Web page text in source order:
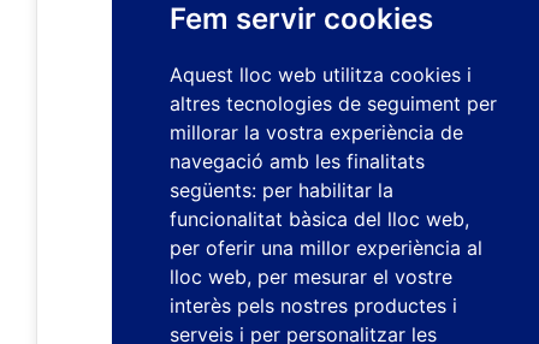
Fem servir cookies
Aquest lloc web utilitza cookies i
altres tecnologies de seguiment per
millorar la vostra experiència de
navegació amb les finalitats
següents: per habilitar la
funcionalitat bàsica del lloc web,
per oferir una millor experiència al
lloc web, per mesurar el vostre
interès pels nostres productes i
serveis i per personalitzar les